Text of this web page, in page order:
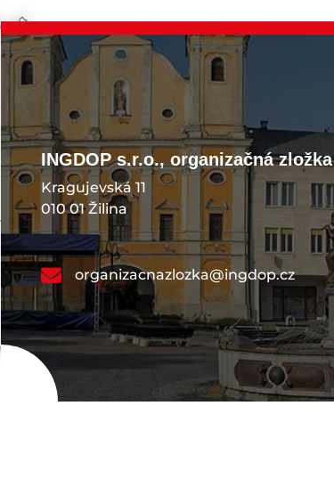
INGDOP s.r.o., organizačná zložka
Kragujevská 11
010 01 Žilina
organizacnazlozka@ingdop.cz